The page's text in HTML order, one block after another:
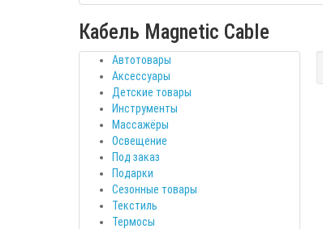
Кабель Magnetic Cable
Автотовары
Аксессуары
Детские товары
Инструменты
Массажёры
Освещение
Под заказ
Подарки
Сезонные товары
Текстиль
Термосы